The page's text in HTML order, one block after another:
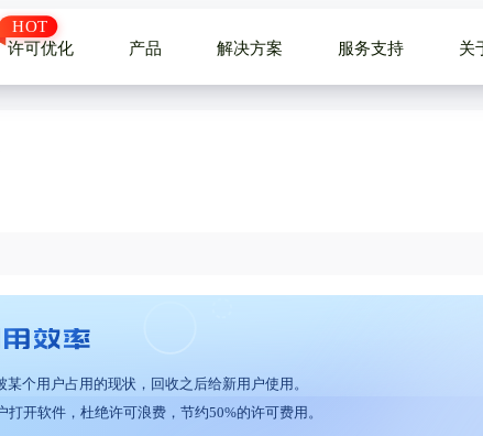
许可优化 产品 解决方案 服务支持 关